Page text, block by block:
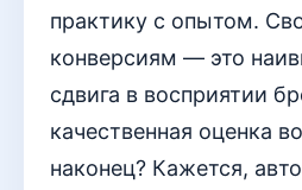
практику с опытом.
конверсиям — это
сдвига в восприятии
качественная оценка
наконец? Кажется,